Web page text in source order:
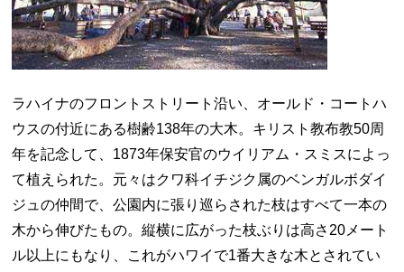
ラハイナのフロントストリート沿い、オールド・コートハ
ウスの付近にある樹齢138年の大木。キリスト教布教50周
年を記念して、1873年保安官のウイリアム・スミスによっ
て植えられた。元々はクワ科イチジク属のベンガルボダイ
ジュの仲間で、公園内に張り巡らされた枝はすべて一本の
木から伸びたもの。縦横に広がった枝ぶりは高さ20メート
ル以上にもなり、これがハワイで1番大きな木とされてい